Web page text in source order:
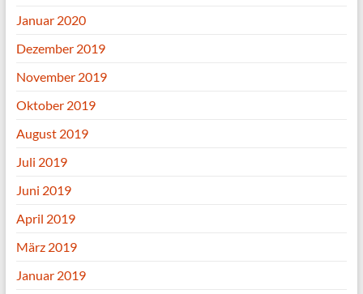
Januar 2020
Dezember 2019
November 2019
Oktober 2019
August 2019
Juli 2019
Juni 2019
April 2019
März 2019
Januar 2019